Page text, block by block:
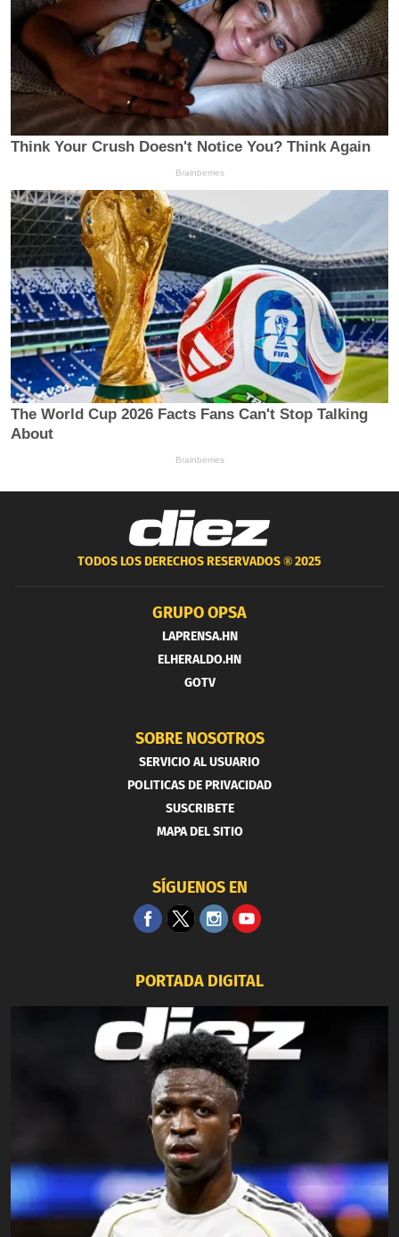
TODOS LOS DERECHOS RESERVADOS ®2025
GRUPO OPSA
LAPRENSA.HN
ELHERALDO.HN
GOTV
SOBRE NOSOTROS
SERVICIO AL USUARIO
POLITICAS DE PRIVACIDAD
SUSCRIBETE
MAPA DEL SITIO
SÍGUENOS EN
PORTADA DIGITAL